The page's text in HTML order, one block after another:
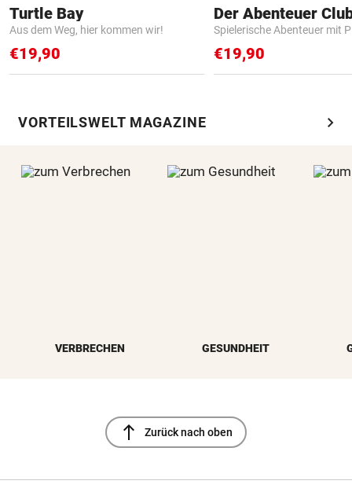
Turtle Bay
Aus dem Weg, hier kommen wir!
€19,90
Der Abenteuer
Spielerische Abenteuer mit
€19,90
VORTEILSWELT MAGAZINE chevron_right
VERBRECHEN GESUNDHEIT
north Zurück nach oben